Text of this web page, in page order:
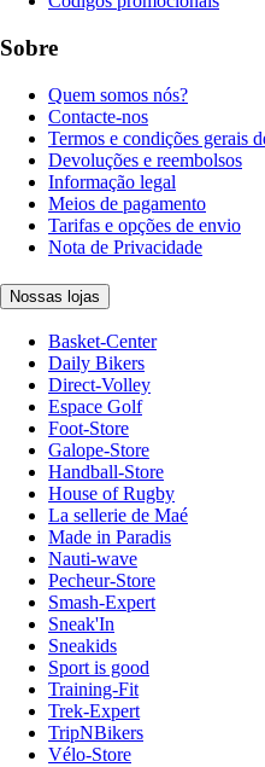
Sobre
Quem somos nós?
Contacte-nos
Termos e condições gerais
Devoluções e reembolsos
Informação legal
Meios de pagamento
Tarifas e opções de envio
Nota de Privacidade
Nossas lojas
Basket-Center
Daily Bikers
Direct-Volley
Espace Golf
Foot-Store
Galope-Store
Handball-Store
House of Rugby
La sellerie de Maé
Made in Paradis
Nauti-wave
Pecheur-Store
Smash-Expert
Sneak'In
Sneakids
Sport is good
Training-Fit
Trek-Expert
TripNBikers
Vélo-Store